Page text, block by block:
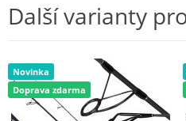
Další varianty
Novinka
Doprava zdarma